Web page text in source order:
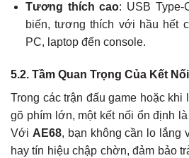
Tương thích cao: USB
biến, tương thích với hầu hết
PC, laptop đến console.
5.2. Tầm Quan Trọng Của Kết
Trong các trận đấu game hoặc
gõ phím lớn, một kết nối ổn định
Với AE68, bạn không cần lo lắng
hay tín hiệu chập chờn, đảm bảo